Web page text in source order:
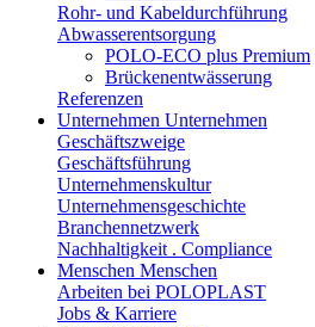
Rohr- und Kabeldurchführung
Abwasserentsorgung
POLO-ECO plus Premium
Brückenentwässerung
Referenzen
Unternehmen Unternehmen
Geschäftszweige
Geschäftsführung
Unternehmenskultur
Unternehmensgeschichte
Branchennetzwerk
Nachhaltigkeit . Compliance
Menschen Menschen
Arbeiten bei POLOPLAST
Jobs & Karriere